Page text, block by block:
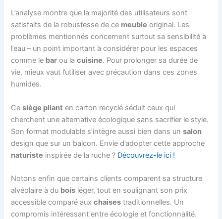
L’analyse montre que la majorité des utilisateurs sont
satisfaits de la robustesse de ce meuble original. Les
problèmes mentionnés concernent surtout sa sensibilité à
l’eau – un point important à considérer pour les espaces
comme le bar ou lacuisine. Pour prolonger sa durée de
vie, mieux vaut l’utiliser avec précaution dans ces zones
humides.
Cesiège pliant en carton recyclé séduit ceux qui
cherchent une alternative écologique sans sacrifier le style.
Son format modulable s’intègre aussi bien dans unsalon
design que sur un balcon. Envie d’adopter cette approche
naturiste inspirée de la ruche ? Découvrez-le ici !
Notons enfin que certains clients comparent sa structure
alvéolaire à du bois léger, tout en soulignant son prix
accessible comparé auxchaises traditionnelles. Un
compromis intéressant entre écologie et fonctionnalité.